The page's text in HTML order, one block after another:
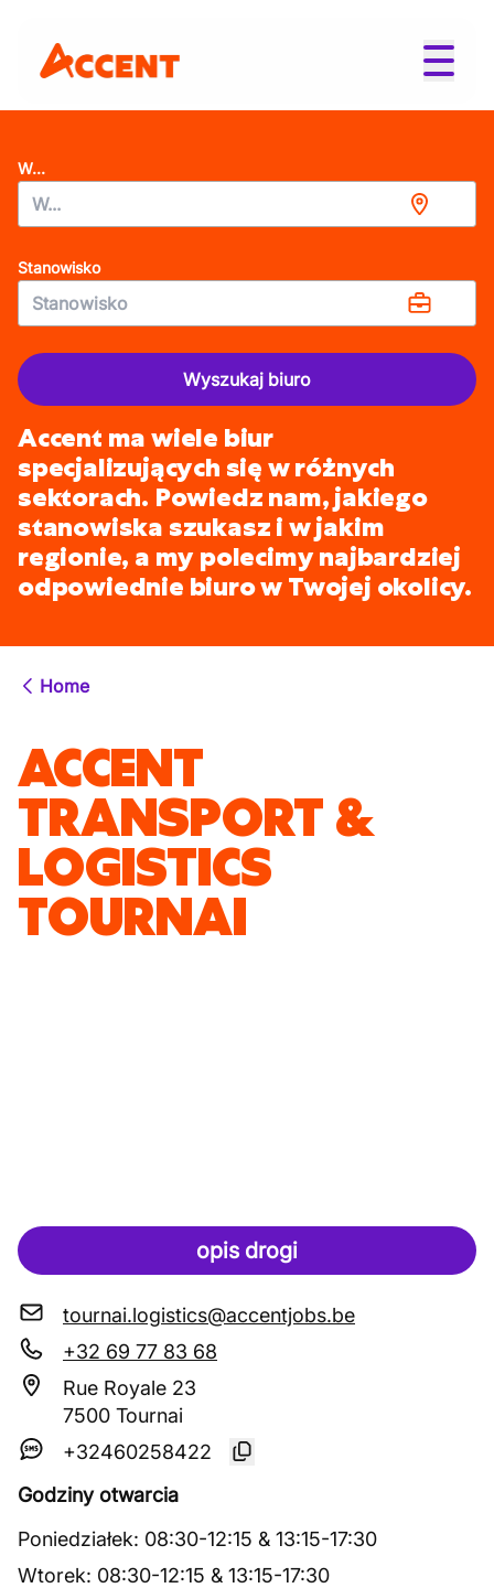
W...
Stanowisko
Wyszukaj biuro
Accent ma wiele biur
specjalizujących się w różnych
sektorach. Powiedz nam, jakiego
stanowiska szukasz i w jakim
regionie, a my polecimy najbardziej
odpowiednie biuro w Twojej okolicy.
Home
ACCENT
TRANSPORT &
LOGISTICS
TOURNAI
opis drogi
tournai.logistics@accentjobs.be
+32 69 77 83 68
Rue Royale 23
7500 Tournai
+32460258422
Godziny otwarcia
Poniedziałek: 08:30-12:15 & 13:15-17:30
Wtorek: 08:30-12:15 & 13:15-17:30